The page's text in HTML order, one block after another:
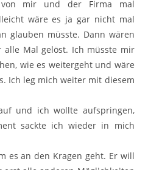
mir und der Firma mal
wäre es ja gar nicht mal
glauben müsste. Dann wären
Mal gelöst. Ich müsste mir
wie es weitergeht und wäre
Ich leg mich weiter mit diesem
und ich wollte aufspringen,
sackte ich wieder in mich
es an den Kragen geht. Er will